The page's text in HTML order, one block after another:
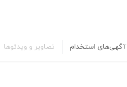
آگهی‌های استخدام تصاویر و ویدئوها